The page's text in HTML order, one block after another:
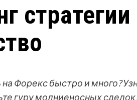
Форекс быстро и много?
гуру молниеносных